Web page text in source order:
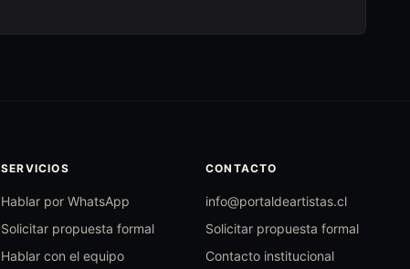
SERVICIOS
Hablar por WhatsApp
Solicitar propuesta formal
Hablar con el equipo
CONTACTO
info@portaldeartistas.cl
Solicitar propuesta formal
Contacto institucional